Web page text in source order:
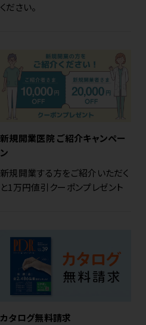
ください。
新規開業医院 ご紹介キャンペー
ン
新規開業する方をご紹介いただく
と1万円値引クーポンプレゼント
カタログ無料請求